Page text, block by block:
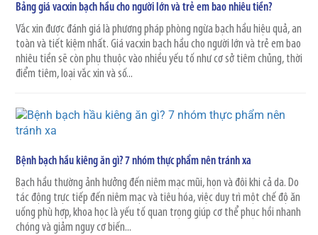
Bảng giá vacxin bạch hầu cho người lớn và trẻ em bao nhiêu tiền?
Vắc xin được đánh giá là phương pháp phòng ngừa bạch hầu hiệu quả, an
toàn và tiết kiệm nhất. Giá vacxin bạch hầu cho người lớn và trẻ em bao
nhiêu tiền sẽ còn phụ thuộc vào nhiều yếu tố như cơ sở tiêm chủng, thời
điểm tiêm, loại vắc xin và số...
Bệnh bạch hầu kiêng ăn gì? 7 nhóm thực phẩm nên tránh xa
Bạch hầu thường ảnh hưởng đến niêm mạc mũi, họn và đôi khi cả da. Do
tác động trực tiếp đến niêm mạc và tiêu hóa, việc duy trì một chế độ ăn
uống phù hợp, khoa học là yếu tố quan trọng giúp cơ thể phục hồi nhanh
chóng và giảm nguy cơ biến...